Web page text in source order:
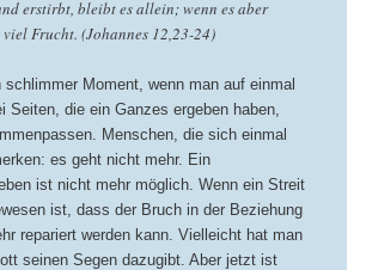
erstirbt, bleibt es allein; wenn es aber
Frucht. (Johannes 12,23-24)
Moment, wenn man auf einmal
Seiten, die ein Ganzes ergeben haben,
Menschen, die sich einmal
es geht nicht mehr. Ein
ist nicht mehr möglich. Wenn ein Streit
ist, dass der Bruch in der Beziehung
repariert werden kann. Vielleicht hat man
seinen Segen dazugibt. Aber jetzt ist